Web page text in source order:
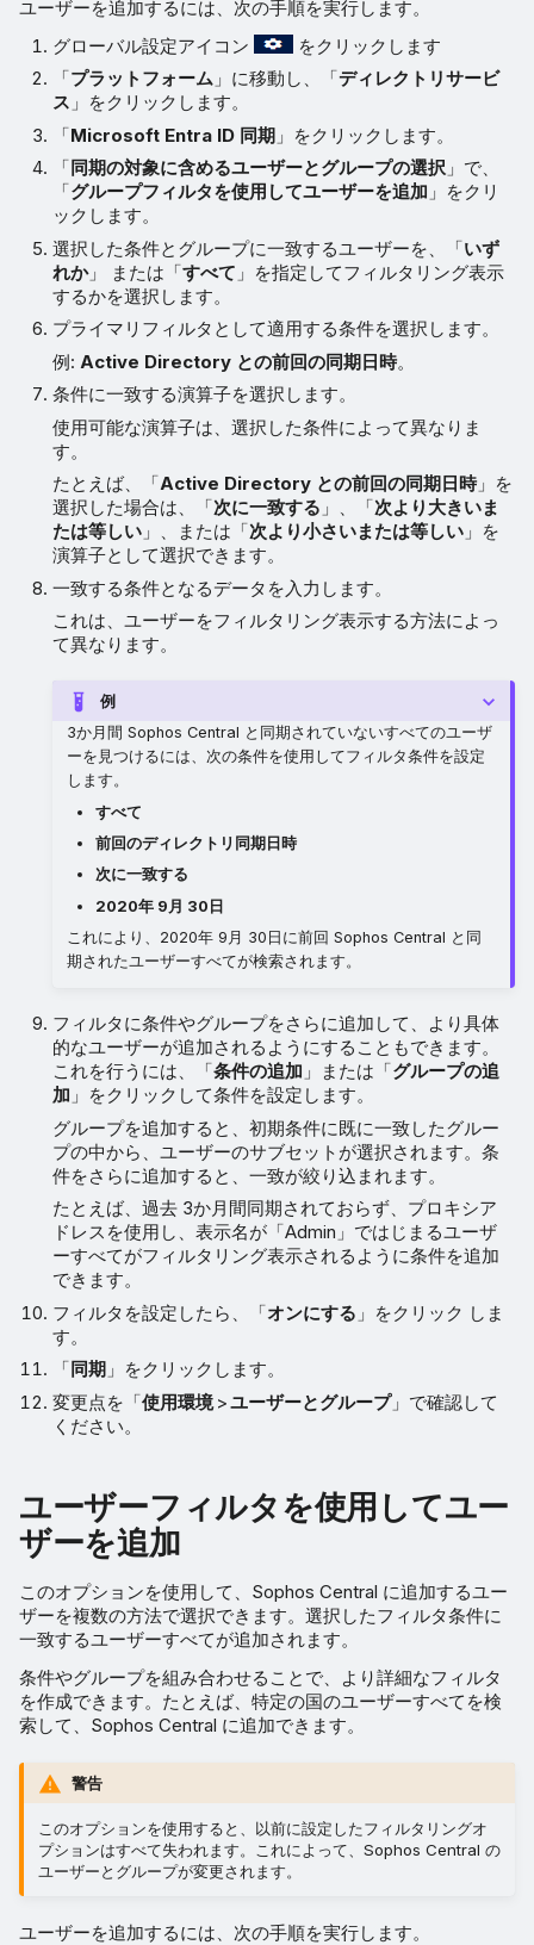
ユーザーを追加するには、次の手順を実行します。
グローバル設定アイコン
をクリックします
「プラットフォーム 」に移動し、「ディレクトリサービ
ス 」をクリックします。
「Microsoft Entra ID 同期 」をクリックします。
「同期の対象に含めるユーザーとグループの選択 」で、
「グループフィルタを使用してユーザーを追加 」をクリ
ックします。
選択した条件とグループに一致するユーザーを、「いず
れか」 または「すべて 」を指定してフィルタリング表示
するかを選択します。
プライマリフィルタとして適用する条件を選択します。
例: Active Directory との前回の同期日時。
条件に一致する演算子を選択します。
使用可能な演算子は、選択した条件によって異なりま
す。
たとえば、「Active Directory との前回の同期日時」を
選択した場合は、「次に一致する 」、「次より大きいま
たは等しい 」、または「次より小さいまたは等しい 」を
演算子として選択できます。
一致する条件となるデータを入力します。
これは、ユーザーをフィルタリング表示する方法によっ
て異なります。
例
3か月間 Sophos Central と同期されていないすべてのユーザ
ーを見つけるには、次の条件を使用してフィルタ条件を設定
します。
すべて
前回のディレクトリ同期日時
次に一致する
2020年 9月 30日
これにより、2020年 9月 30日に前回 Sophos Central と同
期されたユーザーすべてが検索されます。
フィルタに条件やグループをさらに追加して、より具体
的なユーザーが追加されるようにすることもできます。
これを行うには、「条件の追加 」または「グループの追
加 」をクリックして条件を設定します。
グループを追加すると、初期条件に既に一致したグルー
プの中から、ユーザーのサブセットが選択されます。条
件をさらに追加すると、一致が絞り込まれます。
たとえば、過去 3か月間同期されておらず、プロキシア
ドレスを使用し、表示名が「Admin」ではじまるユーザ
ーすべてがフィルタリング表示されるように条件を追加
できます。
フィルタを設定したら、「オンにする 」をクリック しま
す。
「同期 」をクリックします。
変更点を「使用環境>ユーザーとグループ」で確認して
ください。
ユーザーフィルタを使用してユー
ザーを追加
このオプションを使用して、Sophos Central に追加するユー
ザーを複数の方法で選択できます。選択したフィルタ条件に
一致するユーザーすべてが追加されます。
条件やグループを組み合わせることで、より詳細なフィルタ
を作成できます。たとえば、特定の国のユーザーすべてを検
索して、Sophos Central に追加できます。
警告
このオプションを使用すると、以前に設定したフィルタリングオ
プションはすべて失われます。これによって、Sophos Central の
ユーザーとグループが変更されます。
ユーザーを追加するには、次の手順を実行します。